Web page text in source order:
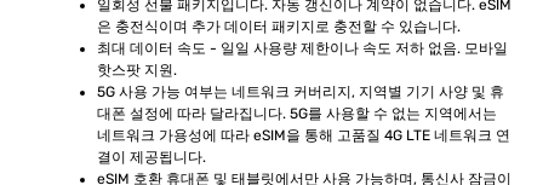
일회성 선불 패키지입니다. 자동 갱신이나 계약이 없습니다. eSIM
은 충전식이며 추가 데이터 패키지로 충전할 수 있습니다.
최대 데이터 속도 - 일일 사용량 제한이나 속도 저하 없음. 모바일
핫스팟 지원.
5G 사용 가능 여부는 네트워크 커버리지, 지역별 기기 사양 및 휴
대폰 설정에 따라 달라집니다. 5G를 사용할 수 없는 지역에서는
네트워크 가용성에 따라 eSIM을 통해 고품질 4G LTE 네트워크 연
결이 제공됩니다.
eSIM 호환 휴대폰 및 태블릿에서만 사용 가능하며, 통신사 잠금이